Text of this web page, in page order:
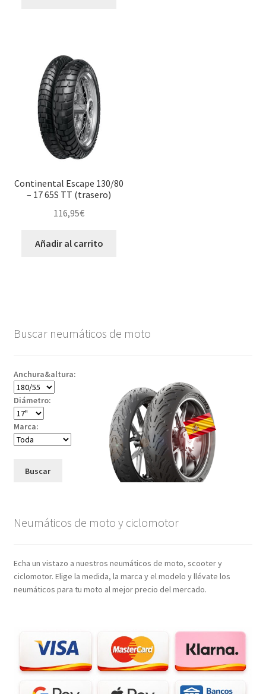
Continental Escape 130/80
– 17 65S TT (trasero)
116,95€
Añadir al carrito
Buscar neumáticos de moto
Anchura&altura:
Diámetro:
Marca:
Buscar
Neumáticos de moto y ciclomotor
Echa un vistazo a nuestros neumáticos de moto, scooter y
ciclomotor. Elige la medida, la marca y el modelo y llévate los
neumáticos para tu moto al mejor precio del mercado.